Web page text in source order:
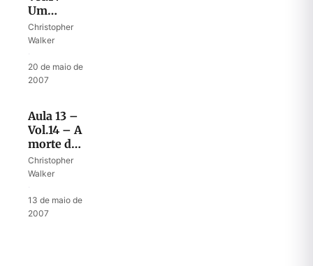
Um
modelo
de
Christopher
Walker
20 de maio de
2007
Aula 13 –
Vol.14 – A
morte do
filho
Christopher
Walker
13 de maio de
2007